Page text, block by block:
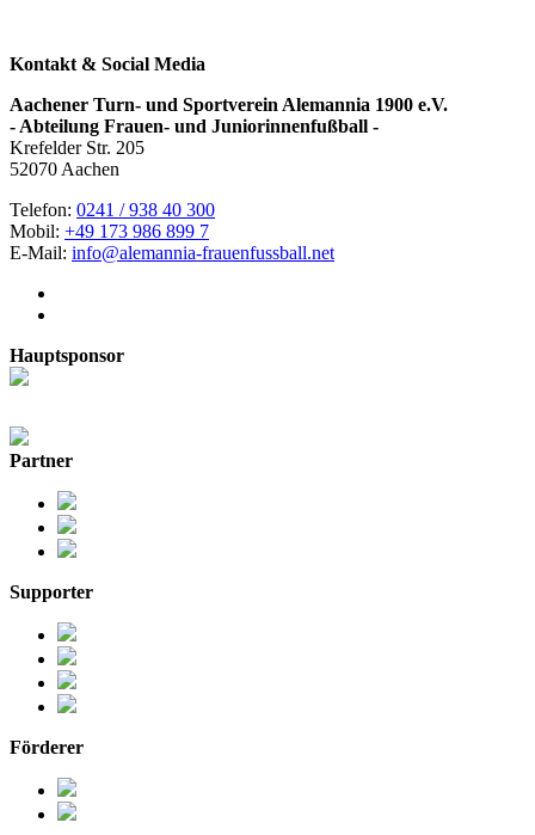
Kontakt & Social Media
Aachener Turn- und Sportverein Alemannia 1900 e.V.
- Abteilung Frauen- und Juniorinnenfußball -
Krefelder Str. 205
52070 Aachen
Telefon: 0241 / 938 40 300
Mobil: +49 173 986 899 7
E-Mail: info@alemannia-frauenfussball.net
Hauptsponsor
Partner
Supporter
Förderer